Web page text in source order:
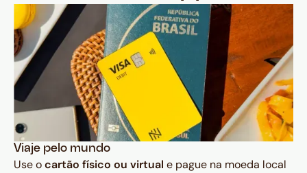
Viaje pelo mundo
Use ocartão físico ou virtual e pague na moeda local